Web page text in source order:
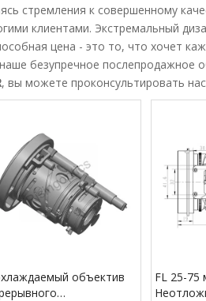
стремления к совершенному
клиентами. Экстремальный
цена - это то, что хочет
безупречное послепродажное
, вы можете проконсультировать
объектив
FL 25-75